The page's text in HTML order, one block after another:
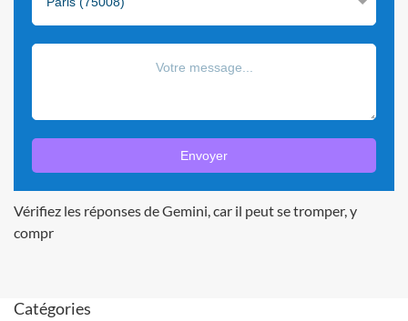
Envoyer
Vérifiez les réponses de Gemini, car il peut se tromper, y
compr
Catégories